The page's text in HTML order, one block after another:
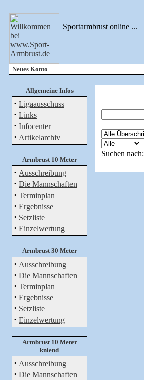
Sportarmbrust online ...
Neues Konto
Allgemeine Infos
· Ligaausschuss
· Links
· Infocenter
· Artikelarchiv
Armbrust 10 Meter
· Ausschreibung
· Die Mannschaften
· Terminplan
· Ergebnisse
· Setzliste
· Einzelwertung
Armbrust 30 Meter
· Ausschreibung
· Die Mannschaften
· Terminplan
· Ergebnisse
· Setzliste
· Einzelwertung
Armbrust 10 Meter
kniend
· Ausschreibung
· Die Mannschaften
Suchen nach: